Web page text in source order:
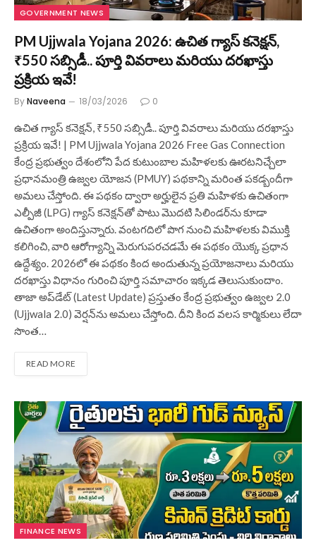
GOVERNMENT NEWS
PM Ujjwala Yojana 2026: ఉచిత గ్యాస్ కనెక్షన్,
₹550 సబ్సిడీ.. పూర్తి వివరాలు మరియు దరఖాస్తు
ప్రక్రియ ఇవే!
ByNaveena 18/03/2026 0
ఉచిత గ్యాస్ కనెక్షన్, ₹550 సబ్సిడీ.. పూర్తి వివరాలు మరియు దరఖాస్తు
ప్రక్రియ ఇవే! | PM Ujjwala Yojana 2026 Free Gas Connection
కేంద్ర ప్రభుత్వం దేశంలోని పేద కుటుంబాల మహిళలకు ఊరటనిచ్చేలా
ప్రధానమంత్రి ఉజ్వల యోజన (PMUY) పథకాన్ని మరింత పకడ్బందీగా
అమలు చేస్తోంది. ఈ పథకం ద్వారా అర్హులైన ప్రతి మహిళకు ఉచితంగా
ఎల్పీజీ (LPG) గ్యాస్ కనెక్షన్‌తో పాటు మొదటి సిలిండర్‌ను కూడా
ఉచితంగా అందిస్తున్నారు. వంటగదిలో పొగ నుంచి మహిళలకు విముక్తి
కలిగించి, వారి ఆరోగ్యాన్ని మెరుగుపరచడమే ఈ పథకం యొక్క ప్రధాన
ఉద్దేశ్యం. 2026లో ఈ పథకం కింద అందుతున్న ప్రయోజనాలు మరియు
దరఖాస్తు విధానం గురించి పూర్తి సమాచారం ఇక్కడ తెలుసుకుందాం.
తాజా అప్‌డేట్ (Latest Update) ప్రస్తుతం కేంద్ర ప్రభుత్వం ఉజ్వల 2.0
(Ujjwala 2.0) వెర్షన్‌ను అమలు చేస్తోంది. దీని కింద వలస కార్మికులు లేదా
సొంత…
READ MORE
FINANCE NEWS